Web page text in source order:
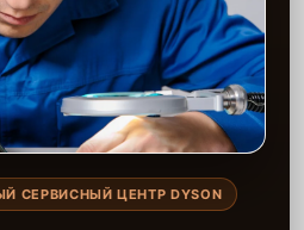
СЕРВИСНЫЙ ЦЕНТР DYSON